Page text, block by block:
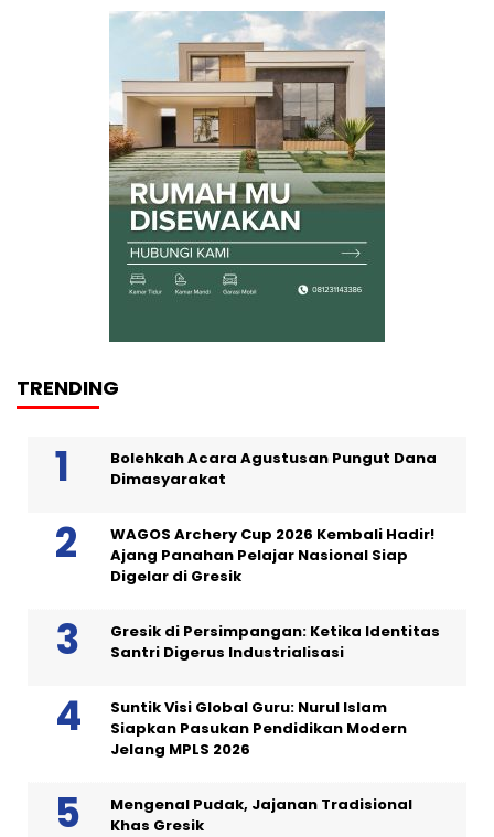
TRENDING
Bolehkah Acara Agustusan Pungut Dana
Dimasyarakat
WAGOS Archery Cup 2026 Kembali Hadir!
Ajang Panahan Pelajar Nasional Siap
Digelar di Gresik
Gresik di Persimpangan: Ketika Identitas
Santri Digerus Industrialisasi
Suntik Visi Global Guru: Nurul Islam
Siapkan Pasukan Pendidikan Modern
Jelang MPLS 2026
Mengenal Pudak, Jajanan Tradisional
Khas Gresik